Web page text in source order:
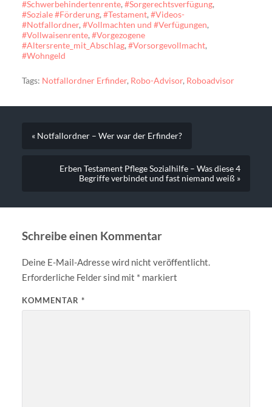
#Schwerbehindertenrente,#Sorgerechtsverfügung,
#Soziale #Förderung,#Testament,#Videos-
#Notfallordner,#Vollmachten und #Verfügungen,
#Vollwaisenrente,#Vorgezogene
#Altersrente_mit_Abschlag,#Vorsorgevollmacht,
#Wohngeld
Tags: Notfallordner Erfinder, Robo-Advisor, Roboadvisor
« Notfallordner – Wer war der Erfinder?
Erben Testament Pflege Sozialhilfe – Was diese 4
Begriffe verbindet und fast niemand weiß »
Schreibe einen Kommentar
Deine E-Mail-Adresse wird nicht veröffentlicht.
Erforderliche Felder sind mit * markiert
KOMMENTAR *